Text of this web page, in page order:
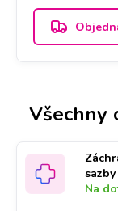
Všechny
Na